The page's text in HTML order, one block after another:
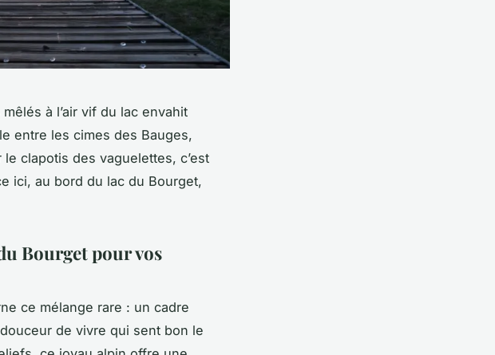
à l’air vif du lac envahit
entre les cimes des Bauges,
clapotis des vaguelettes, c’est
ici, au bord du lac du Bourget,
Bourget pour vos
ce mélange rare : un cadre
de vivre qui sent bon le